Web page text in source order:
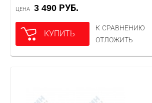
ЦЕНА 3 490 РУБ.
КУПИТЬ
К СРАВНЕНИЮ
ОТЛОЖИТЬ